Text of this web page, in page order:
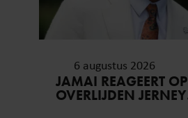
6 augustus 2026
JAMAI REAGEERT OP
OVERLIJDEN JERNEY